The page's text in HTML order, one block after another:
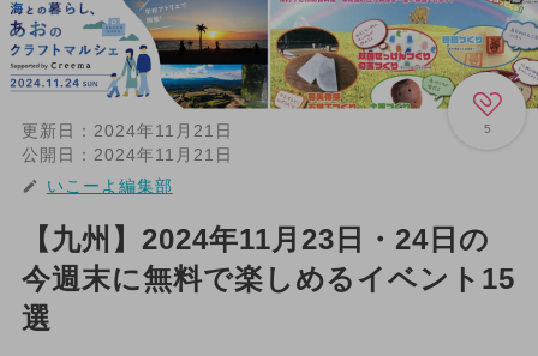
5
更新日： 2024年11月21日
公開日： 2024年11月21日
いこーよ編集部
【九州】2024年11月23日・24日の
今週末に無料で楽しめるイベント15
選